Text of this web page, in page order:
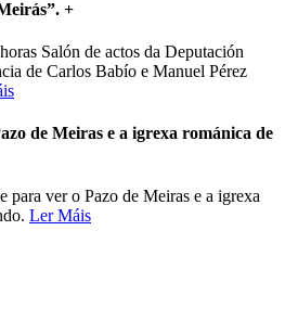
+
Salón de actos da Deputación
de Carlos Babío e Manuel Pérez
de Meiras e a igrexa románica de
para ver o Pazo de Meiras e a igrexa
Ler Máis